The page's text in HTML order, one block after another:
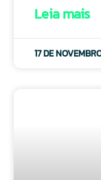
Leia mais
17 DE